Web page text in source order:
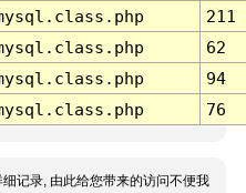
211
62
94
76
记录, 由此给您带来的访问不便我